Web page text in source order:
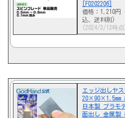
[FD202206]
価格：1,210円
込、送料別)
(2024/3/13時点
エッジ出しヤス
20×90×1.5mm
日本製 プラモ
面出し 金属製